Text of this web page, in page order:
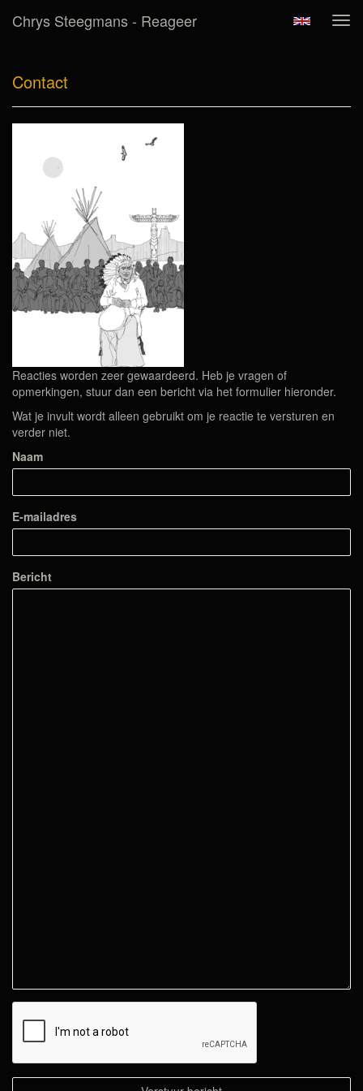
Chrys Steegmans - Reageer
Contact
Reacties worden zeer gewaardeerd. Heb je vragen of
opmerkingen, stuur dan een bericht via het formulier hieronder.
Wat je invult wordt alleen gebruikt om je reactie te versturen en
verder niet.
Naam
E-mailadres
Bericht